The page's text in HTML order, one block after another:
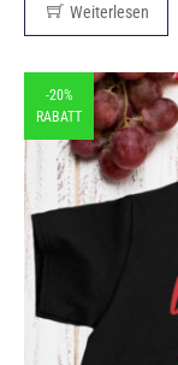
Weiterlesen
-20%
RABATT